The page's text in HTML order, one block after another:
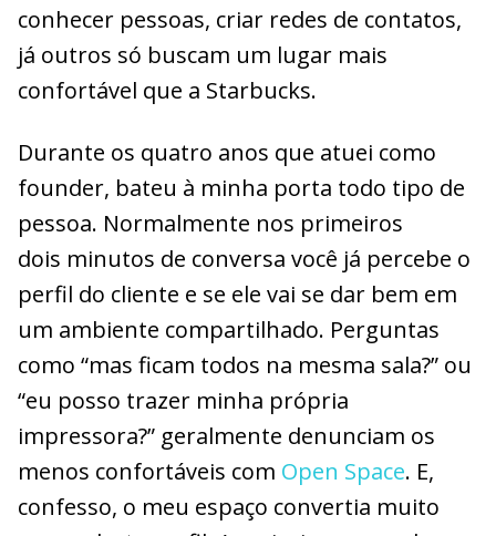
conhecer pessoas, criar redes de contatos,
já outros só buscam um lugar mais
confortável que a Starbucks.
Durante os quatro anos que atuei como
founder, bateu à minha porta todo tipo de
pessoa. Normalmente nos primeiros
dois minutos de conversa você já percebe o
perfil do cliente e se ele vai se dar bem em
um ambiente compartilhado. Perguntas
como “mas ficam todos na mesma sala?” ou
“eu posso trazer minha própria
impressora?” geralmente denunciam os
menos confortáveis com Open Space. E,
confesso, o meu espaço convertia muito